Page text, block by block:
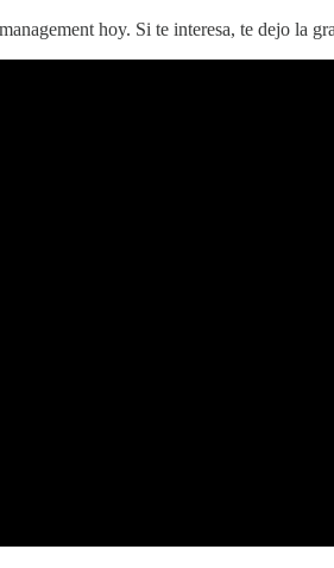
hoy. Si te interesa, te dejo la